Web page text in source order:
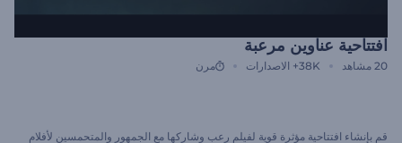
افتتاحية عناوين مرعبة
20 مشاهد 38K+ الاصدارات مرن
قم بإنشاء افتتاحية مؤثرة قوية لفيلم رعب وشاركها مع الجمهور والمتحمسين لأفلام